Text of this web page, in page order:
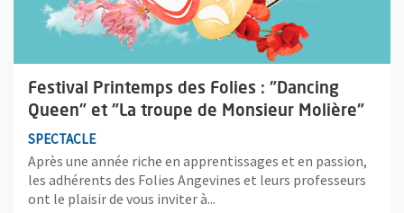
Festival Printemps des Folies : "Dancing
Queen" et "La troupe de Monsieur Molière"
SPECTACLE
Après une année riche en apprentissages et en passion,
les adhérents des Folies Angevines et leurs professeurs
ont le plaisir de vous inviter à...